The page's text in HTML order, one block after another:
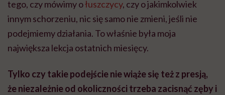
tego, czy mówimy ołuszczycy, czy o jakimkolwiek
innym schorzeniu, nic się samo nie zmieni, jeśli nie
podejmiemy działania. To właśnie była moja
największa lekcja ostatnich miesięcy.
Tylko czy takie podejście nie wiąże się też z presją,
że niezależnie od okoliczności trzeba zacisnąć zęby i